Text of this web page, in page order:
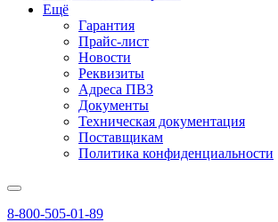
Ещё
Гарантия
Прайс-лист
Новости
Реквизиты
Адреса ПВЗ
Документы
Техническая документация
Поставщикам
Политика конфиденциальности
8-800-505-01-89